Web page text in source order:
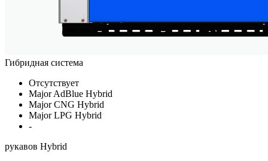
Гибридная система
Отсутствует
Major AdBlue Hybrid
Major CNG Hybrid
Major LPG Hybrid
-
рукавов Hybrid